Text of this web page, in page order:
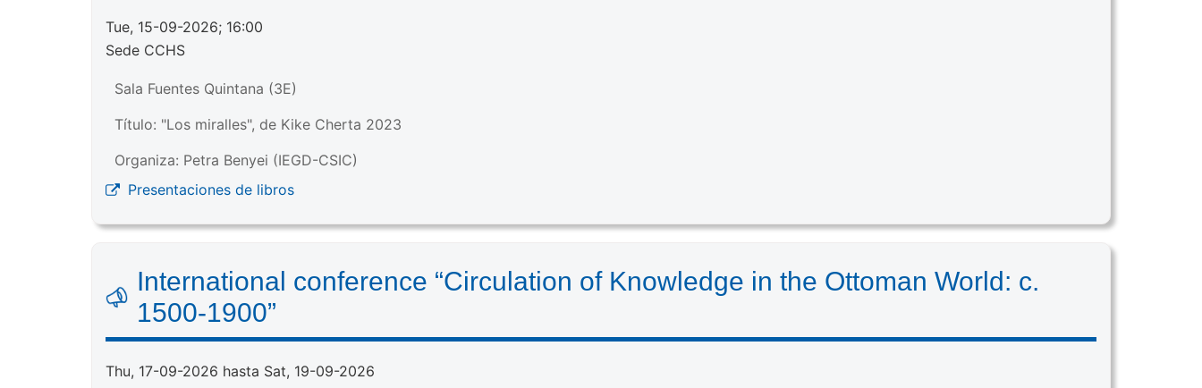
Tue, 15-09-2026; 16:00
Sede CCHS
Sala Fuentes Quintana (3E)
Título: "Los miralles", de Kike Cherta 2023
Organiza: Petra Benyei (IEGD-CSIC)
Presentaciones de libros
International conference “Circulation of Knowledge in the Ottoman World: c.
1500-1900”
Thu, 17-09-2026 hasta Sat, 19-09-2026